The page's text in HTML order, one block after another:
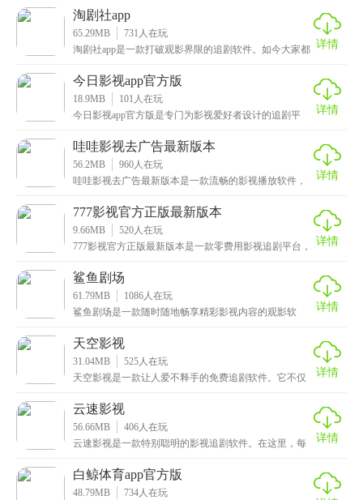
淘剧社app
65.29MB 731 人在玩
淘剧社app是一款打破观影界限的追剧软件。如今大家都 详情
今日影视app官方版
18.9MB 101 人在玩
今日影视app官方版是专门为影视爱好者设计的追剧平
找
详情
哇哇影视去广告最新版本
56.2MB 960 人在玩
哇哇影视去广告最新版本是一款流畅的影视播放软件，
统还
详情
777影视官方正版最新版本
9.66MB 520 人在玩
777影视官方正版最新版本是一款零费用影视追剧平台，
详情
鲨鱼剧场
61.79MB 1086 人在玩
鲨鱼剧场是一款随时随地畅享精彩影视内容的观影软
综艺，
详情
天空影视
31.04MB 525 人在玩
天空影视是一款让人爱不释手的免费追剧软件。它不仅
可以
详情
云速影视
56.66MB 406 人在玩
云速影视是一款特别聪明的影视追剧软件。在这里，每
记录
详情
白鲸体育app官方版
48.79MB 734 人在玩